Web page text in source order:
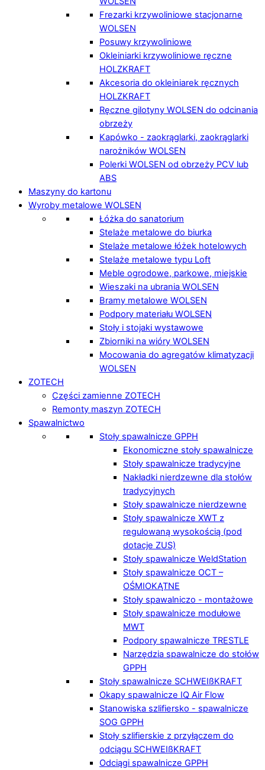
Frezarki krzywoliniowe stacjonarne
WOLSEN
Posuwy krzywoliniowe
Okleiniarki krzywoliniowe ręczne
HOLZKRAFT
Akcesoria do okleiniarek ręcznych
HOLZKRAFT
Ręczne gilotyny WOLSEN do odcinania
obrzeży
Kapówko - zaokrąglarki, zaokrąglarki
narożników WOLSEN
Polerki WOLSEN od obrzeży PCV lub
ABS
Maszyny do kartonu
Wyroby metalowe WOLSEN
Łóżka do sanatorium
Stelaże metalowe do biurka
Stelaże metalowe łóżek hotelowych
Stelaże metalowe typu Loft
Meble ogrodowe, parkowe, miejskie
Wieszaki na ubrania WOLSEN
Bramy metalowe WOLSEN
Podpory materiału WOLSEN
Stoły i stojaki wystawowe
Zbiorniki na wióry WOLSEN
Mocowania do agregatów klimatyzacji
WOLSEN
ZOTECH
Części zamienne ZOTECH
Remonty maszyn ZOTECH
Spawalnictwo
Stoły spawalnicze GPPH
Ekonomiczne stoły spawalnicze
Stoły spawalnicze tradycyjne
Nakładki nierdzewne dla stołów
tradycyjnych
Stoły spawalnicze nierdzewne
Stoły spawalnicze XWT z
regulowaną wysokością (pod
dotacje ZUS)
Stoły spawalnicze WeldStation
Stoły spawalnicze OCT –
OŚMIOKĄTNE
Stoły spawalniczo - montażowe
Stoły spawalnicze modułowe
MWT
Podpory spawalnicze TRESTLE
Narzędzia spawalnicze do stołów
GPPH
Stoły spawalnicze SCHWEIßKRAFT
Okapy spawalnicze IQ Air Flow
Stanowiska szlifiersko - spawalnicze
SOG GPPH
Stoły szlifierskie z przyłączem do
odciągu SCHWEIßKRAFT
Odciągi spawalnicze GPPH